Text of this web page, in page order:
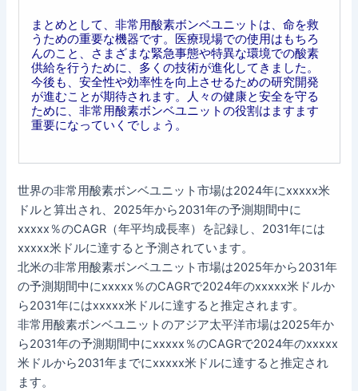
まとめとして、非常用酸素ボンベユニットは、命を救
うための重要な機器です。医療現場での使用はもちろ
んのこと、さまざまな緊急事態や特異な環境での酸素
供給を行うために、多くの技術が進化してきました。
今後も、安全性や効率性を向上させるための研究開発
が進むことが期待されます。人々の健康と安全を守る
ために、非常用酸素ボンベユニットの役割はますます
重要になっていくでしょう。
世界の非常用酸素ボンベユニット市場は2024年にxxxxx米
ドルと算出され、2025年から2031年の予測期間中に
xxxxx％のCAGR（年平均成長率）を記録し、2031年には
xxxxx米ドルに達すると予測されています。
北米の非常用酸素ボンベユニット市場は2025年から2031年
の予測期間中にxxxxx％のCAGRで2024年のxxxxx米ドルか
ら2031年にはxxxxx米ドルに達すると推定されます。
非常用酸素ボンベユニットのアジア太平洋市場は2025年か
ら2031年の予測期間中にxxxxx％のCAGRで2024年のxxxxx
米ドルから2031年までにxxxxx米ドルに達すると推定され
ます。